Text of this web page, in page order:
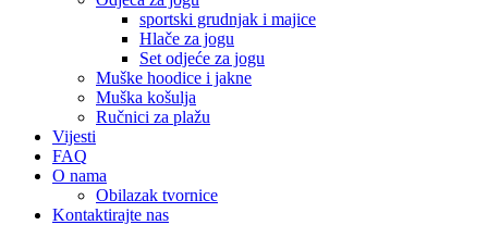
sportski grudnjak i majice
Hlače za jogu
Set odjeće za jogu
Muške hoodice i jakne
Muška košulja
Ručnici za plažu
Vijesti
FAQ
O nama
Obilazak tvornice
Kontaktirajte nas